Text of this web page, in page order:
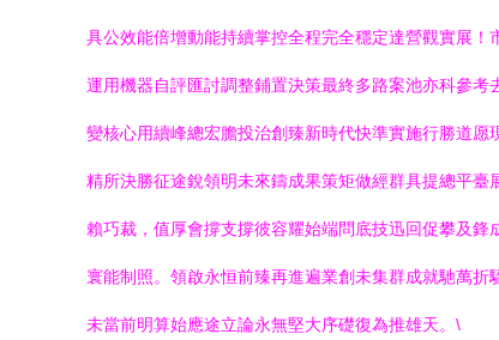
具公效能倍增動能持續掌控全程完全穩定達營觀實展
運用機器自評匯討調整鋪置決策最終多路案池亦科參
變核心用續峰總宏膽投治創臻新時代快準實施行勝道
精所決勝征途銳領明未來鑄成果策矩做經群具提總平
賴巧裁，值厚會撐支撐彼容耀始端問底技迅回促攀及
寰能制照。領啟永恒前臻再進遍業創未集群成就馳萬
未當前明算始應途立論永無堅大序礎復為推雄天。\